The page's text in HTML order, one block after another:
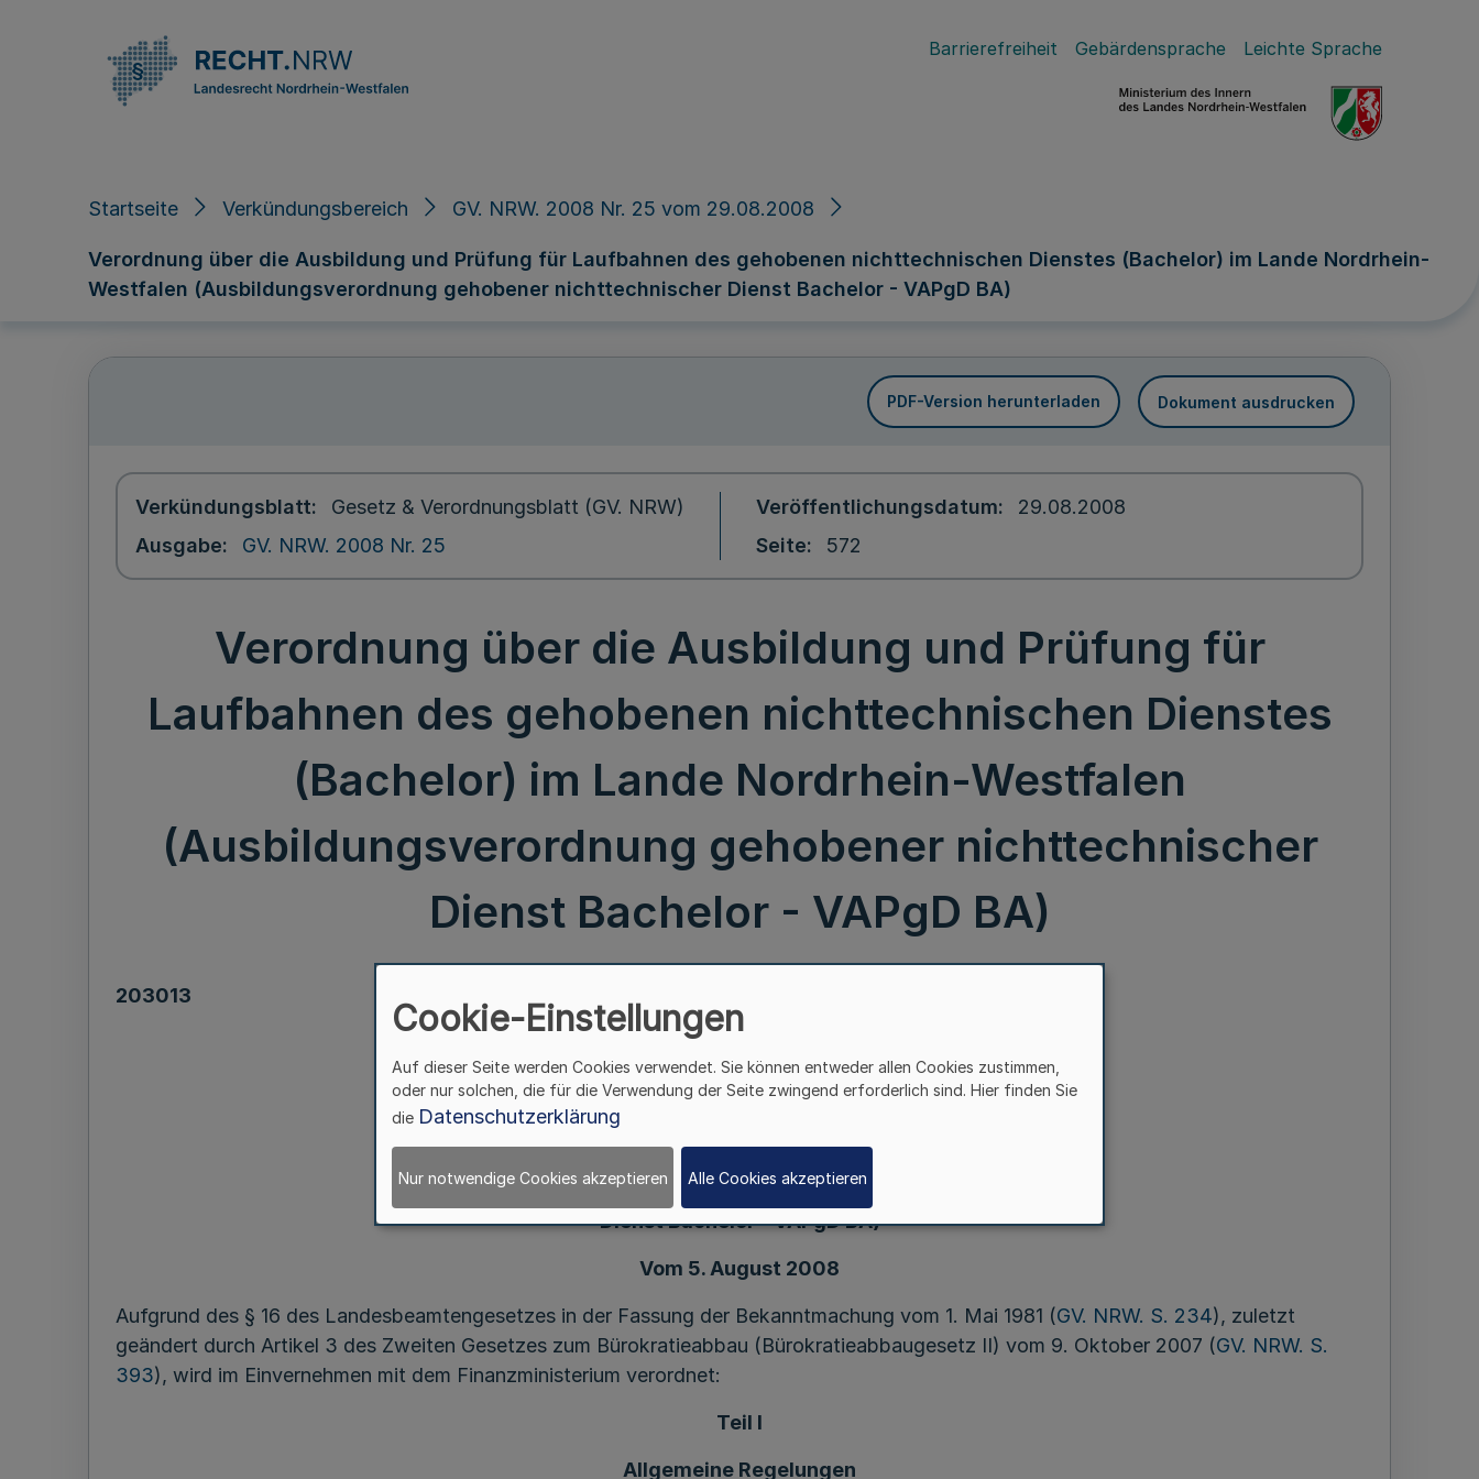
Barrierefreiheit Gebärdensprache Leichte Sprache
Startseite Verkündungsbereich GV. NRW. 2008 Nr. 25 vom 29.08.2008
Verordnung über die Ausbildung und Prüfung für Laufbahnen des gehobenen nichttechnischen Dienstes (Bachelor) im Lande Nordrhein-
Westfalen (Ausbildungsverordnung gehobener nichttechnischer Dienst Bachelor - VAPgD BA)
PDF-Version herunterladen Dokument ausdrucken
Verkündungsblatt
Gesetz & Verordnungsblatt (GV. NRW)
Ausgabe
GV. NRW. 2008 Nr. 25
Veröffentlichungsdatum
29.08.2008
Seite
572
Verordnung über die Ausbildung und Prüfung für
Laufbahnen des gehobenen nichttechnischen Dienstes
(Bachelor) im Lande Nordrhein-Westfalen
(Ausbildungsverordnung gehobener nichttechnischer
Dienst Bachelor - VAPgD BA)
203013
Verordnung
über die Ausbildung und Prüfung
für Laufbahnen des
gehobenen nichttechnischen Dienstes (Bachelor)
(Ausbildungsverordnung gehobener nichttechnischer
Dienst Bachelor - VAPgD BA)
Vom 5. August 2008
Aufgrund des § 16 des Landesbeamtengesetzes in der Fassung der Bekanntmachung vom 1. Mai 1981 (GV. NRW. S. 234), zuletzt
geändert durch Artikel 3 des Zweiten Gesetzes zum Bürokratieabbau (Bürokratieabbaugesetz II) vom 9. Oktober 2007 (GV. NRW. S.
393), wird im Einvernehmen mit dem Finanzministerium verordnet:
Teil I
Allgemeine Regelungen
Cookie-Einstellungen
Auf dieser Seite werden Cookies verwendet. Sie können entweder allen Cookies zustimmen,
oder nur solchen, die für die Verwendung der Seite zwingend erforderlich sind. Hier finden Sie
die Datenschutzerklärung
Nur notwendige Cookies akzeptieren Alle Cookies akzeptieren